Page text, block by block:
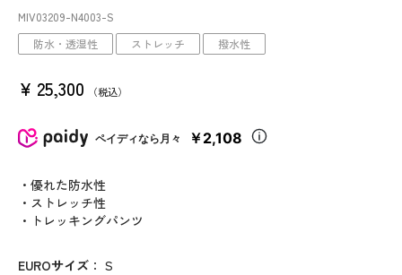
MIV03209-N4003-S
防水・透湿性 ストレッチ 撥水性
¥ 25,300 税込
ペイディなら月々 ￥2,108
・優れた防水性
・ストレッチ性
・トレッキングパンツ
EUROサイズ ： S